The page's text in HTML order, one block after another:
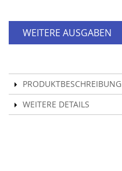
WEITERE AUSGABEN
PRODUKTBESCHREIBUNG
WEITERE DETAILS